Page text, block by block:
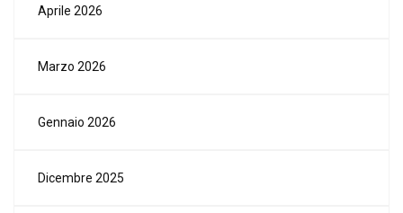
Aprile 2026
Marzo 2026
Gennaio 2026
Dicembre 2025